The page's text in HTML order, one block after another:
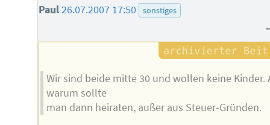
Paul26.07.2007 17:50 sonstiges
Wir sind beide mitte 30 und wollen keine Kinder.
warum sollte
man dann heiraten, außer aus Steuer-Gründen.